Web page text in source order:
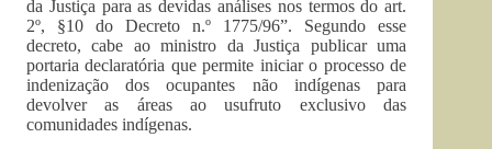
da Justiça para as devidas análises nos termos do art.
2º, §10 do Decreto n.º 1775/96”. Segundo esse
decreto, cabe ao ministro da Justiça publicar uma
portaria declaratória que permite iniciar o processo de
indenização dos ocupantes não indígenas para
devolver as áreas ao usufruto exclusivo das
comunidades indígenas.